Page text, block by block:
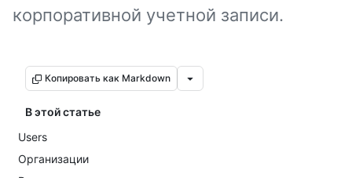
корпоративной учетной записи.
Копировать как Markdown
В этой статье
Users
Организации